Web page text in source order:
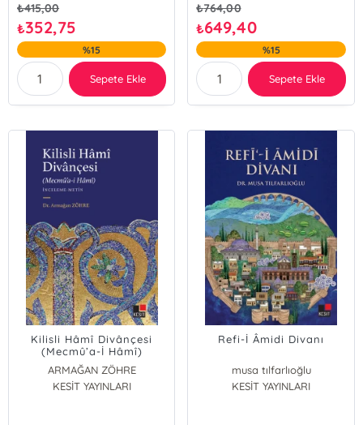
₺415,00
₺352,75
%15
Sepete Ekle
₺764,00
₺649,40
%15
Sepete Ekle
Kilisli Hâmî Divânçesi
(Mecmû’a-İ Hâmî)
ARMAĞAN ZÖHRE
KESİT YAYINLARI
Refi-İ Âmidi Divanı
musa tılfarlıoğlu
KESİT YAYINLARI